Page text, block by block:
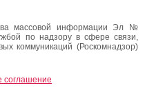
массовой информации Эл №
по надзору в сфере связи,
коммуникаций (Роскомнадзор)
соглашение